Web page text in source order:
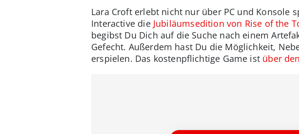
Lara Croft erlebt nicht nur über PC und Konsole
Interactive die Jubiläumsedition von Rise of the
begibst Du Dich auf die Suche nach einem
Gefecht. Außerdem hast Du die Möglichkeit,
erspielen. Das kostenpflichtige Game ist über